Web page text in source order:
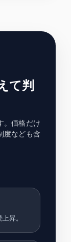
て判
。価格だけ
度なども含
昇。